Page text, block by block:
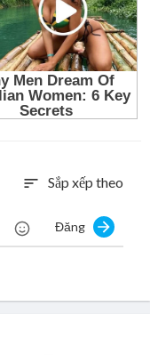
sort Sắp xếp theo
Đăng